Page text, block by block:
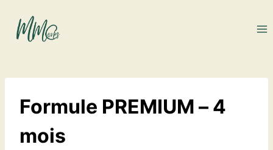
contenu
Formule PREMIUM – 4
mois